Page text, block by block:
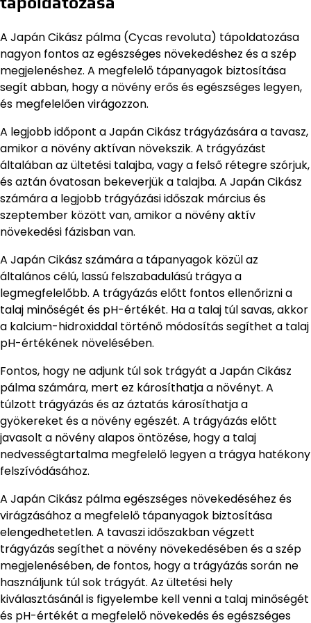
A Japán Cikász pálma (Cycas revoluta) tápoldatozása
nagyon fontos az egészséges növekedéshez és a szép
megjelenéshez. A megfelelő tápanyagok biztosítása
segít abban, hogy a növény erős és egészséges legyen,
és megfelelően virágozzon.
A legjobb időpont a Japán Cikász trágyázására a tavasz,
amikor a növény aktívan növekszik. A trágyázást
általában az ültetési talajba, vagy a felső rétegre szórjuk,
és aztán óvatosan bekeverjük a talajba. A Japán Cikász
számára a legjobb trágyázási időszak március és
szeptember között van, amikor a növény aktív
növekedési fázisban van.
A Japán Cikász számára a tápanyagok közül az
általános célú, lassú felszabadulású trágya a
legmegfelelőbb. A trágyázás előtt fontos ellenőrizni a
talaj minőségét és pH-értékét. Ha a talaj túl savas, akkor
a kalcium-hidroxiddal történő módosítás segíthet a talaj
pH-értékének növelésében.
Fontos, hogy ne adjunk túl sok trágyát a Japán Cikász
pálma számára, mert ez károsíthatja a növényt. A
túlzott trágyázás és az áztatás károsíthatja a
gyökereket és a növény egészét. A trágyázás előtt
javasolt a növény alapos öntözése, hogy a talaj
nedvességtartalma megfelelő legyen a trágya hatékony
felszívódásához.
A Japán Cikász pálma egészséges növekedéséhez és
virágzásához a megfelelő tápanyagok biztosítása
elengedhetetlen. A tavaszi időszakban végzett
trágyázás segíthet a növény növekedésében és a szép
megjelenésében, de fontos, hogy a trágyázás során ne
használjunk túl sok trágyát. Az ültetési hely
kiválasztásánál is figyelembe kell venni a talaj minőségét
és pH-értékét a megfelelő növekedés és egészséges